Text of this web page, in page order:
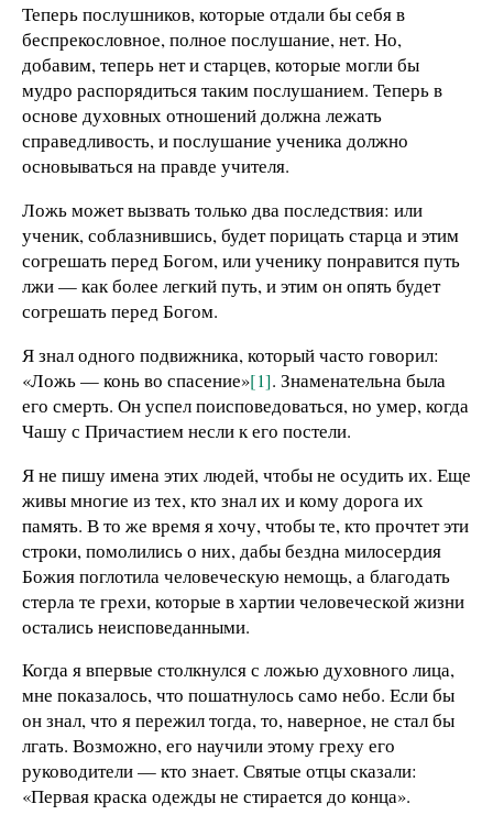
Теперь послушников, которые отдали бы себя в
беспрекословное, полное послушание, нет. Но,
добавим, теперь нет и старцев, которые могли бы
мудро распорядиться таким послушанием. Теперь в
основе духовных отношений должна лежать
справедливость, и послушание ученика должно
основываться на правде учителя.
Ложь может вызвать только два последствия: или
ученик, соблазнившись, будет порицать старца и этим
согрешать перед Богом, или ученику понравится путь
лжи — как более легкий путь, и этим он опять будет
согрешать перед Богом.
Я знал одного подвижника, который часто говорил:
«Ложь — конь во спасение»[1]. Знаменательна была
его смерть. Он успел поисповедоваться, но умер, когда
Чашу с Причастием несли к его постели.
Я не пишу имена этих людей, чтобы не осудить их. Еще
живы многие из тех, кто знал их и кому дорога их
память. В то же время я хочу, чтобы те, кто прочтет эти
строки, помолились о них, дабы бездна милосердия
Божия поглотила человеческую немощь, а благодать
стерла те грехи, которые в хартии человеческой жизни
остались неисповеданными.
Когда я впервые столкнулся с ложью духовного лица,
мне показалось, что пошатнулось само небо. Если бы
он знал, что я пережил тогда, то, наверное, не стал бы
лгать. Возможно, его научили этому греху его
руководители — кто знает. Святые отцы сказали:
«Первая краска одежды не стирается до конца».